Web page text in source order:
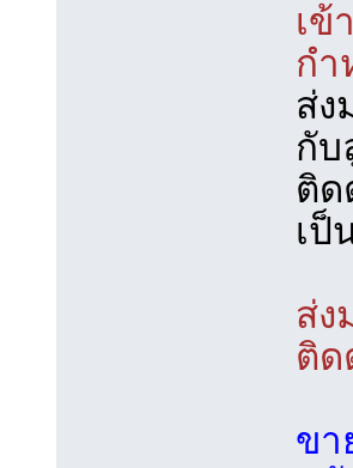
เข้
กำ
ส่ง
กับ
ติด
เป็
ส่ง
ติด
ขา